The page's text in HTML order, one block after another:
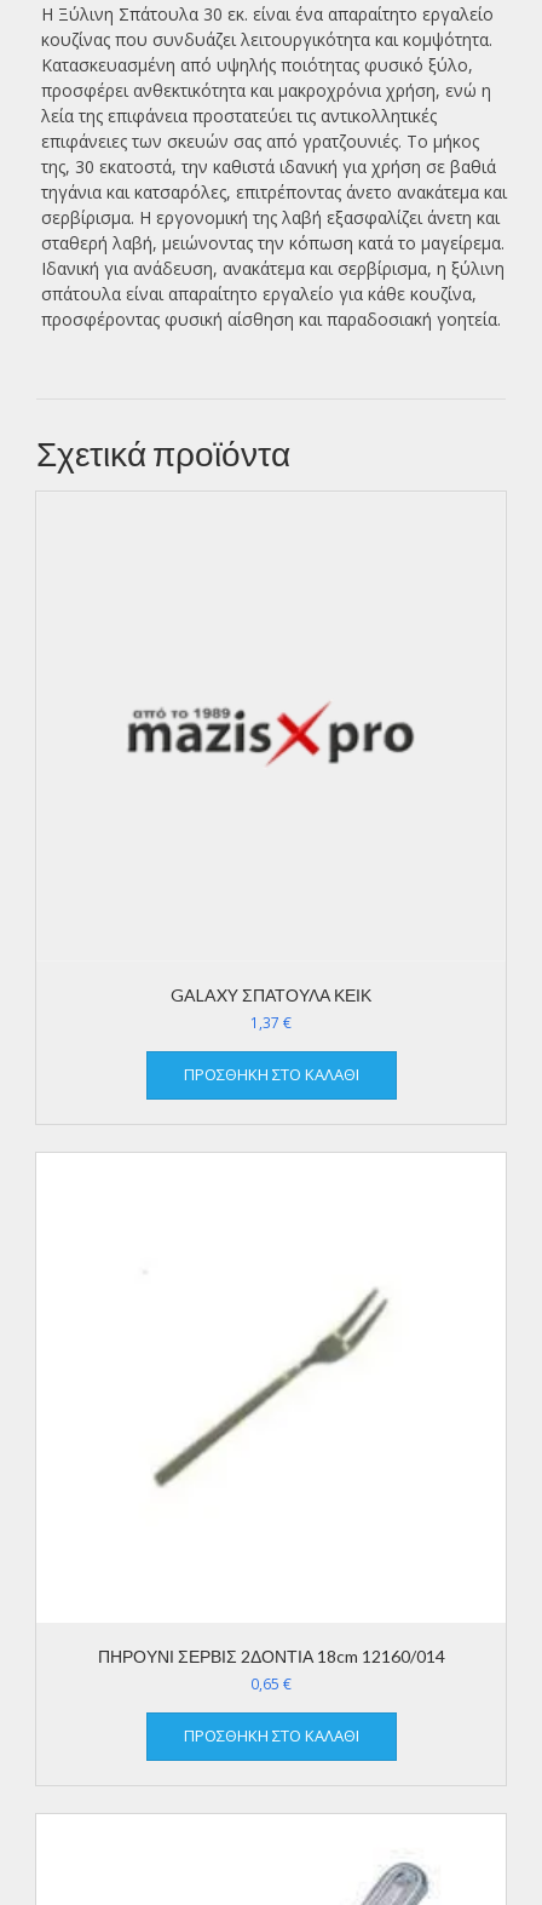
Η Ξύλινη Σπάτουλα 30 εκ. είναι ένα απαραίτητο εργαλείο
κουζίνας που συνδυάζει λειτουργικότητα και κομψότητα.
Κατασκευασμένη από υψηλής ποιότητας φυσικό ξύλο,
προσφέρει ανθεκτικότητα και μακροχρόνια χρήση, ενώ η
λεία της επιφάνεια προστατεύει τις αντικολλητικές
επιφάνειες των σκευών σας από γρατζουνιές. Το μήκος
της, 30 εκατοστά, την καθιστά ιδανική για χρήση σε βαθιά
τηγάνια και κατσαρόλες, επιτρέποντας άνετο ανακάτεμα και
σερβίρισμα. Η εργονομική της λαβή εξασφαλίζει άνετη και
σταθερή λαβή, μειώνοντας την κόπωση κατά το μαγείρεμα.
Ιδανική για ανάδευση, ανακάτεμα και σερβίρισμα, η ξύλινη
σπάτουλα είναι απαραίτητο εργαλείο για κάθε κουζίνα,
προσφέροντας φυσική αίσθηση και παραδοσιακή γοητεία.
Σχετικά προϊόντα
GALAXY ΣΠΑΤΟΥΛΑ ΚΕΙΚ
1,37 €
ΠΡΟΣΘΉΚΗ ΣΤΟ ΚΑΛΆΘΙ
ΠΗΡΟΥΝΙ ΣΕΡΒΙΣ 2ΔΟΝΤΙΑ 18cm 12160/014
0,65 €
ΠΡΟΣΘΉΚΗ ΣΤΟ ΚΑΛΆΘΙ